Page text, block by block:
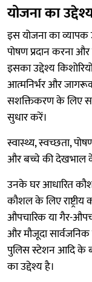
योजना का
इस योजना का व्यापक
पोषण प्रदान करना
इसका उद्देश्य
आत्मनिर्भर और
सशक्तिकरण के लिए
सुधार करें।
स्वास्थ्य, स्वच्छता,
और बच्चे की देखभाल
उनके घर आधारित
कौशल के लिए
औपचारिक या गैर-
और मौजूदा
पुलिस स्टेशन आदि के
का उद्देश्य है।